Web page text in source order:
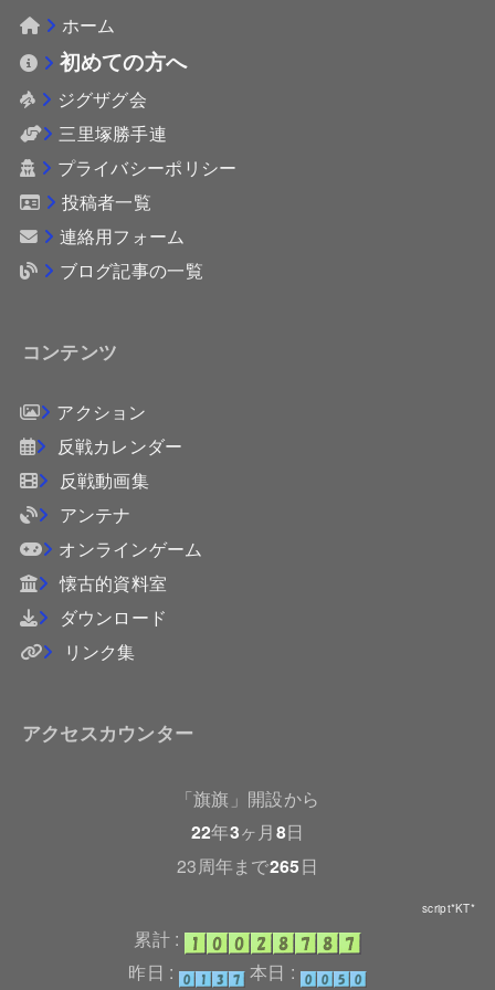
ホーム
初めての方へ
ジグザグ会
三里塚勝手連
プライバシーポリシー
投稿者一覧
連絡用フォーム
ブログ記事の一覧
コンテンツ
アクション
反戦カレンダー
反戦動画集
アンテナ
オンラインゲーム
懐古的資料室
ダウンロード
リンク集
アクセスカウンター
「旗旗」開設から
22年3ヶ月8日
23周年まで265日
script*KT*
累計 :
昨日 :
本日 :